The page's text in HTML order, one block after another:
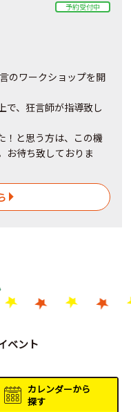
予約受付中
のワークショップを開
で、狂言師が指導致し
！と思う方は、この機
お待ち致しておりま
ベント
カレンダーから
探す